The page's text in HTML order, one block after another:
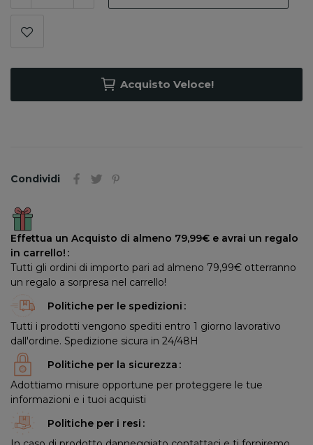
Acquisto Veloce!
Condividi
Effettua un Acquisto di almeno 79,99€ e avrai un regalo
in carrello!
Tutti gli ordini di importo pari ad almeno 79,99€ otterranno
un regalo a sorpresa nel carrello!
Politiche per le spedizioni
Tutti i prodotti vengono spediti entro 1 giorno lavorativo
dall'ordine. Spedizione sicura in 24/48H
Politiche per la sicurezza
Adottiamo misure opportune per proteggere le tue
informazioni e i tuoi acquisti
Politiche per i resi